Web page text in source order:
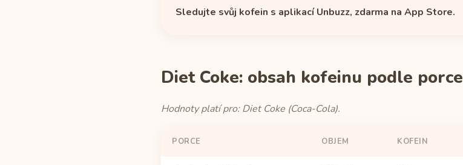
Sledujte svůj kofein s aplikací Unbuzz, zdarma na App Store.
Diet Coke: obsah kofeinu podle porce
Hodnoty platí pro: Diet Coke (Coca-Cola).
PORCE OBJEM KOFEIN